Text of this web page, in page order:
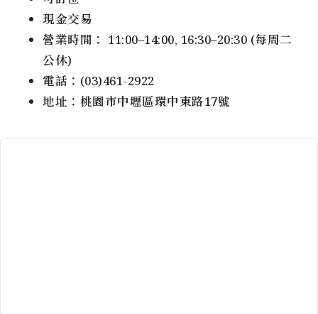
現金交易
營業時間： 11:00–14:00, 16:30–20:30 (每周二
公休)
電話：(03)461-2922
地址：桃園市中壢區環中東路17號